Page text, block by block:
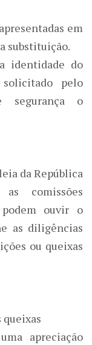
em
substituição.
identidade do
pelo
segurança o
da República
comissões
ouvir o
as diligências
ou queixas
apreciação